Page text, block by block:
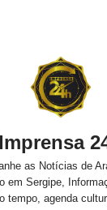
Imprensa
as Notícias de
em Sergipe,
tempo, agenda